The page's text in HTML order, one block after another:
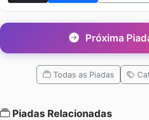
Próxima
Todas as Piadas
Piadas Relacionadas